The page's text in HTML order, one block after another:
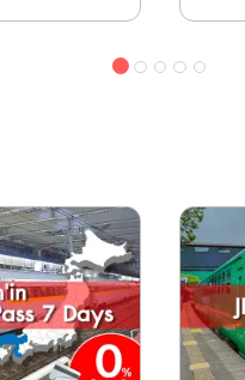
างสถานี
งสถานี Shimo-
2. Forest Adventure Yokohama Hiking
5.
Attractions
JPY3000 7. SMALL
สถาน
ได้ที่
Transit
• รถไฟ
Rapid
คังเซ็
ตอบ
มีแนว
จัดส่งท
สามา
เนื่อง
ญี่ปุ่นภาย